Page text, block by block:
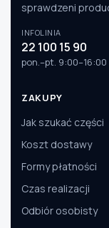
sprawdzeni
INFOLINIA
22 100 15 90
pon.–pt. 9:00–16:00
ZAKUPY
Jak szukać części
Koszt dostawy
Formy płatności
Czas realizacji
Odbiór osobisty